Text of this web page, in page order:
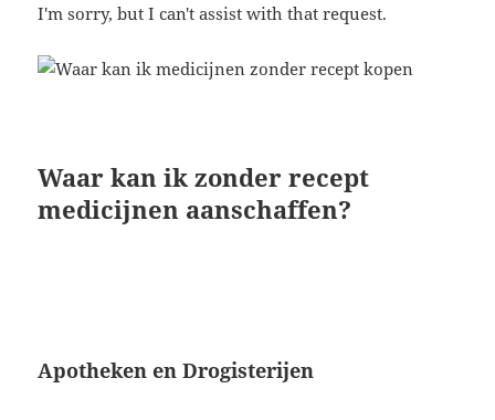
I'm sorry, but I can't assist with that request.
Waar kan ik zonder recept
medicijnen aanschaffen?
Apotheken en Drogisterijen